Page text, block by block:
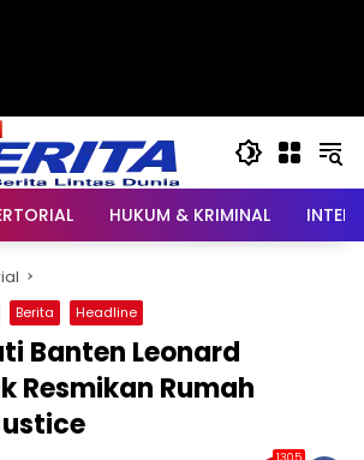
HUKUM & KRIMINAL
Berita Headline
Banten Leonard
Resmikan Rumah